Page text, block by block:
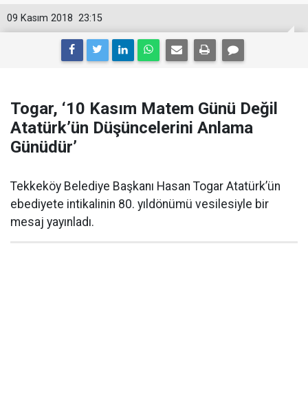
23:15
09 Kasım 2018
Togar, ‘10 Kasım Matem Günü Değil
Atatürk’ün Düşüncelerini Anlama
Günüdür’
Tekkeköy Belediye Başkanı Hasan Togar Atatürk’ün
ebediyete intikalinin 80. yıldönümü vesilesiyle bir
mesaj yayınladı.